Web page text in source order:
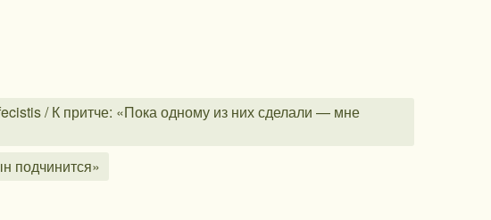
/ К притче: «Пока одному из них сделали — мне
подчинится»